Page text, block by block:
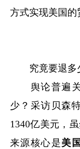
方式实现美国的
究竟要退多
舆论普遍关
少？采访贝森
1340亿美元，
来源核心是美